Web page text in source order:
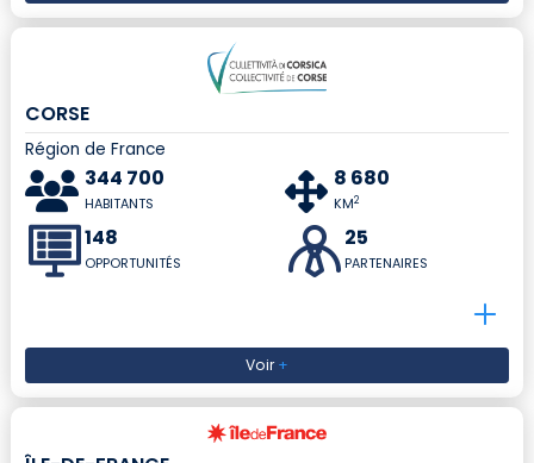
CORSE
Région de France
344 700
HABITANTS
8 680
KM2
148
OPPORTUNITÉS
25
PARTENAIRES
Voir+